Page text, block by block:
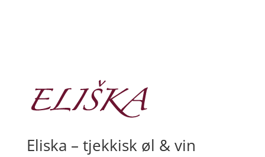
Eliska – tjekkisk øl & vin